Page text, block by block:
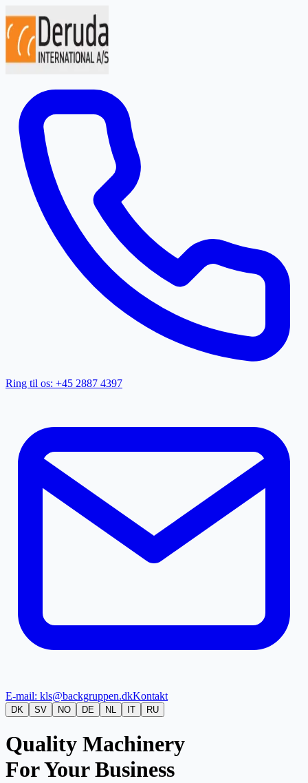
Ring til os: +45 2887 4397
E-mail: kls@backgruppen.dkKontakt
DK SV NO DE NL IT RU
Quality Machinery
For Your Business